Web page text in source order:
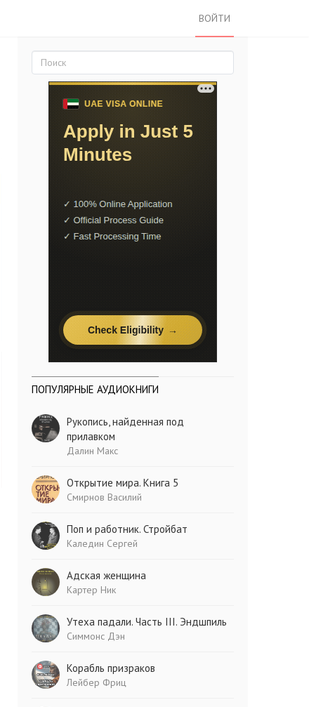
ВОЙТИ
ПОПУЛЯРНЫЕ АУДИОКНИГИ
Рукопись, найденная под
прилавком
Далин Макс
Открытие мира. Книга 5
Смирнов Василий
Поп и работник. Стройбат
Каледин Сергей
Адская женщина
Картер Ник
Утеха падали. Часть III. Эндшпиль
Симмонс Дэн
Корабль призраков
Лейбер Фриц